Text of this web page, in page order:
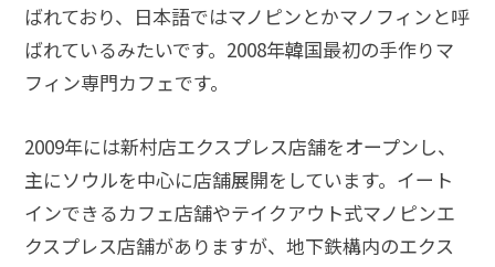
ばれており、日本語ではマノピンとかマノフィンと呼
ばれているみたいです。2008年韓国最初の手作りマ
フィン専門カフェです。
2009年には新村店エクスプレス店舗をオープンし、
主にソウルを中心に店舗展開をしています。イート
インできるカフェ店舗やテイクアウト式マノピンエ
クスプレス店舗がありますが、地下鉄構内のエクス